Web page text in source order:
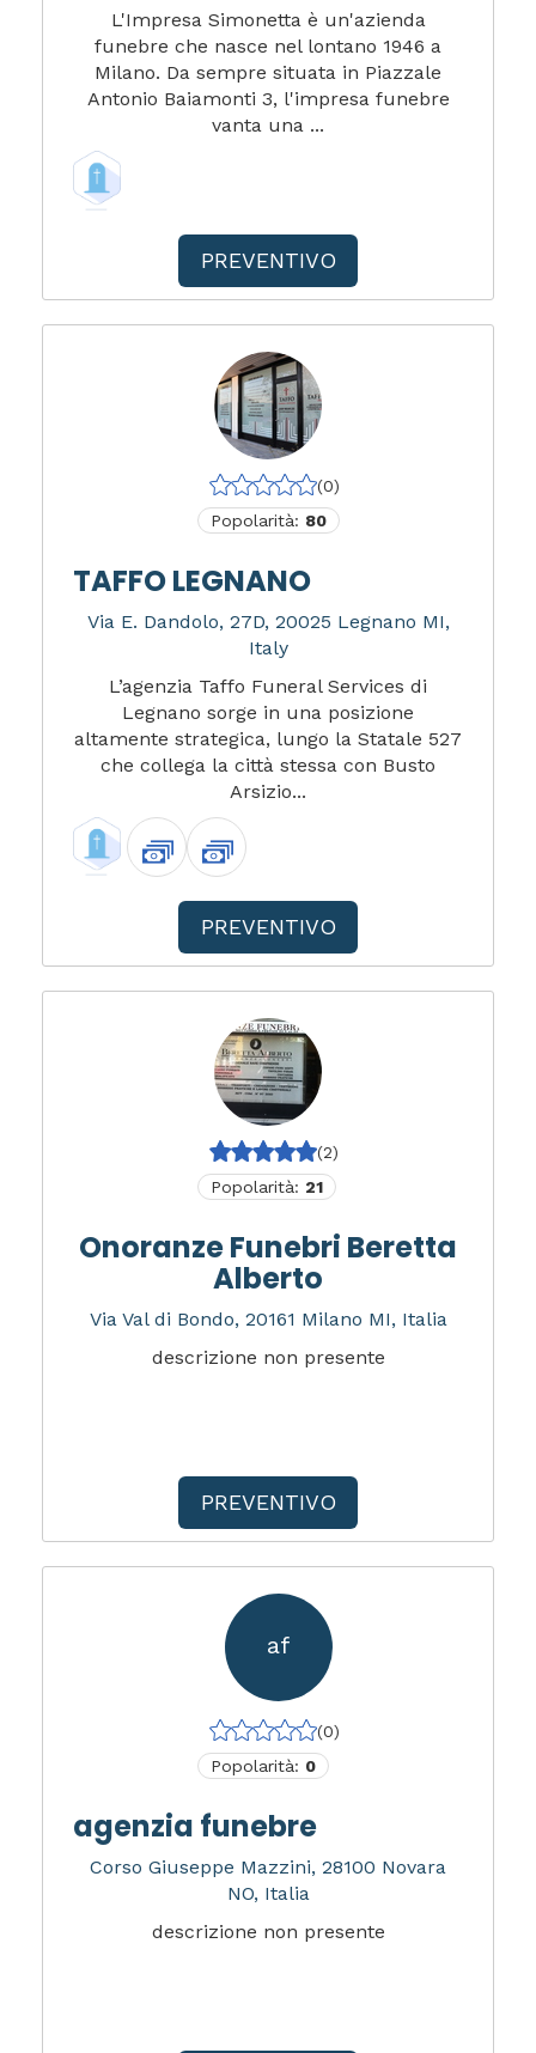
L'Impresa Simonetta è un'azienda
funebre che nasce nel lontano 1946 a
Milano. Da sempre situata in Piazzale
Antonio Baiamonti 3, l'impresa funebre
vanta una ...
PREVENTIVO
(0)
Popolarità: 80
TAFFO LEGNANO
Via E. Dandolo, 27D, 20025 Legnano MI,
Italy
L’agenzia Taffo Funeral Services di
Legnano sorge in una posizione
altamente strategica, lungo la Statale 527
che collega la città stessa con Busto
Arsizio...
PREVENTIVO
(2)
Popolarità: 21
Onoranze Funebri Beretta
Alberto
Via Val di Bondo, 20161 Milano MI, Italia
descrizione non presente
PREVENTIVO
af
(0)
Popolarità: 0
agenzia funebre
Corso Giuseppe Mazzini, 28100 Novara
NO, Italia
descrizione non presente